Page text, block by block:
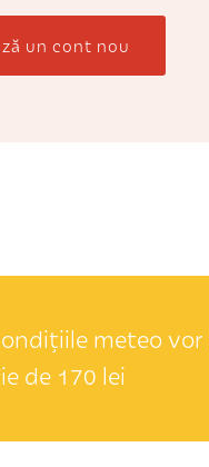
un cont nou
meteo
de 170 lei